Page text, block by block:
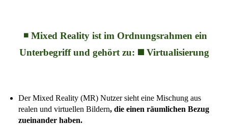
◾ Mixed Reality ist im Ordnungsrahmen ein
Unterbegriff und gehört zu: ◼️ Virtualisierung
Der Mixed Reality (MR) Nutzer sieht eine Mischung aus
realen und virtuellen Bildern, die einen räumlichen Bezug
zueinander haben.